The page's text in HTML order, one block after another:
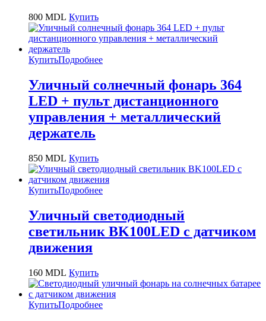
800 MDL Купить
КупитьПодробнее
Уличный солнечный фонарь 364
LED + пульт дистанционного
управления + металлический
держатель
850 MDL Купить
КупитьПодробнее
Уличный светодиодный
светильник BK100LED с датчиком
движения
160 MDL Купить
КупитьПодробнее